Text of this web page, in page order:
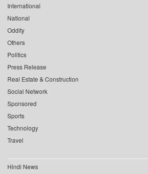
International
National
Oddity
Others
Politics
Press Release
Real Estate & Construction
Social Network
Sponsored
Sports
Technology
Travel
Hindi News